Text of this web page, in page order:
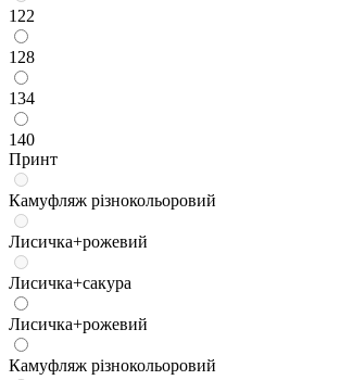
122
128
134
140
Принт
Камуфляж різнокольоровий
Лисичка+рожевий
Лисичка+сакура
Лисичка+рожевий
Камуфляж різнокольоровий